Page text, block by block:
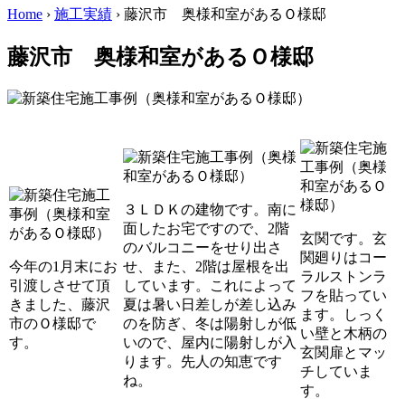
Home › 施工実績 › 藤沢市 奥様和室があるＯ様邸
藤沢市 奥様和室があるＯ様邸
今年の1月末にお
引渡しさせて頂
きました、藤沢
市のＯ様邸で
す。
３ＬＤＫの建物です。南に
面したお宅ですので、2階
のバルコニーをせり出さ
せ、また、2階は屋根を出
しています。これによって
夏は暑い日差しが差し込み
のを防ぎ、冬は陽射しが低
いので、屋内に陽射しが入
ります。先人の知恵です
ね。
玄関です。玄
関廻りはコー
ラルストンラ
フを貼ってい
ます。しっく
い壁と木柄の
玄関扉とマッ
チしていま
す。